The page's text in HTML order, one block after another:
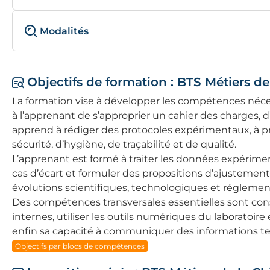
Modalités
Objectifs de formation : BTS Métiers
La formation vise à développer les compétences
à l’apprenant de s’approprier un cahier des
apprend à rédiger des protocoles expérimentaux, à
sécurité, d’hygiène, de traçabilité et de qualité.
L’apprenant est formé à traiter les données
cas d’écart et formuler des propositions
évolutions scientifiques, technologiques et
Des compétences transversales essentielles sont
internes, utiliser les outils numériques du
enfin sa capacité à communiquer des informations
Objectifs par blocs de compétences